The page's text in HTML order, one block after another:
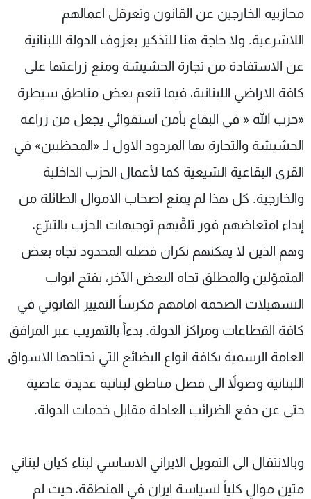
محازبيه الخارجين عن القانون وتعرقل اعمالهم
اللاشرعية. ولا حاجة هنا للتذكير بعزوف الدولة اللبنانية
عن الاستفادة من تجارة الحشيشة ومنع زراعتها على
كافة الاراضي اللبنانية، فيما تنعم بعض مناطق سيطرة
«حزب الله « في البقاع بأمن استقوائي يجعل من زراعة
الحشيشة والتجارة بها المردود الاول لـ «المحظيين» في
القرى البقاعية الشيعية كما لأعمال الحزب الداخلية
والخارجية. كل هذا لم يمنع اصحاب الاموال الطائلة من
إبداء امتعاضهم فور تلقّيهم توجيهات الحزب بالتبرّع،
وهم الذين لا يمكنهم نكران فضله المحدود تجاه بعض
المتموّلين والمطلق تجاه البعض الآخر، بفتح ابواب
التسهيلات الضخمة امامهم مكرساً التمييز القانوني في
كافة القطاعات ومراكز الدولة. بدءاً بالتهريب عبر المرافق
العامة الرسمية بكافة انواع البضائع التي تحتاجها الاسواق
اللبنانية وصولاً الى فصل مناطق لبنانية عديدة عاصية
حتى عن دفع الضرائب العادلة مقابل خدمات الدولة.
وبالانتقال الى التمويل الايراني الاساسي لبناء كيان لبناني
متين موالٍ كلياً لسياسة ايران في المنطقة، حيث لم